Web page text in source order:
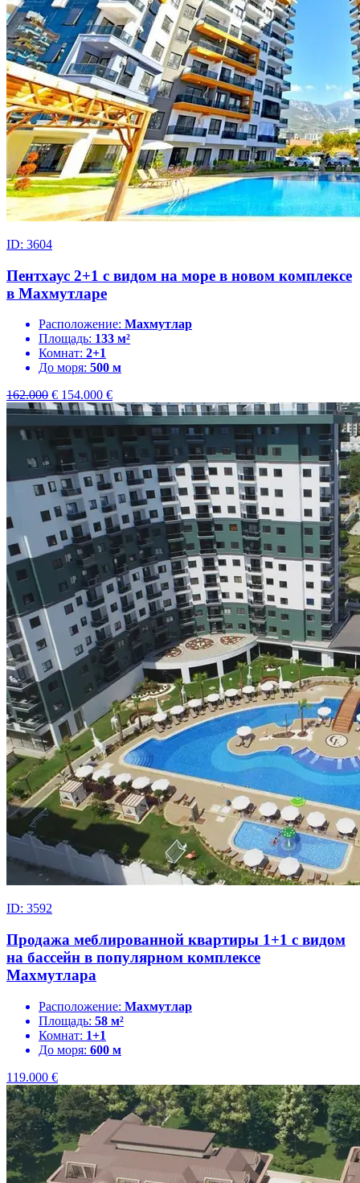
ID: 3604
Пентхаус 2+1 с видом на море в новом комплексе
в Махмутларе
Расположение: Махмутлар
Площадь: 133 м²
Комнат: 2+1
До моря: 500 м
162.000 € 154.000 €
ID: 3592
Продажа меблированной квартиры 1+1 с видом
на бассейн в популярном комплексе
Махмутлара
Расположение: Махмутлар
Площадь: 58 м²
Комнат: 1+1
До моря: 600 м
119.000 €